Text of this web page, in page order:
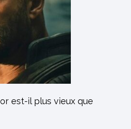
est-il plus vieux que